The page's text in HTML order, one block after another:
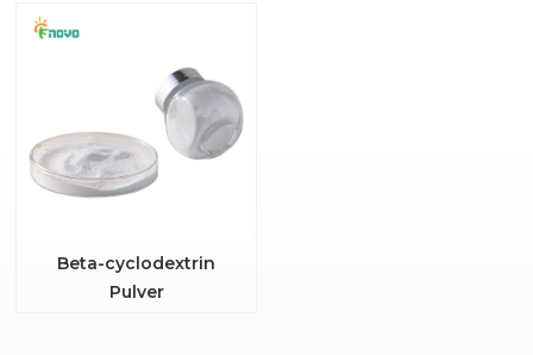
Beta-cyclodextrin
Pulver